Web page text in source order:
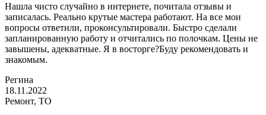
Нашла чисто случайно в интернете, почитала отзывы и
записалась. Реально крутые мастера работают. На все мои
вопросы ответили, проконсультировали. Быстро сделали
запланированную работу и отчитались по полочкам. Цены не
завышены, адекватные. Я в восторге?Буду рекомендовать и
знакомым.
Регина
18.11.2022
Ремонт, ТО